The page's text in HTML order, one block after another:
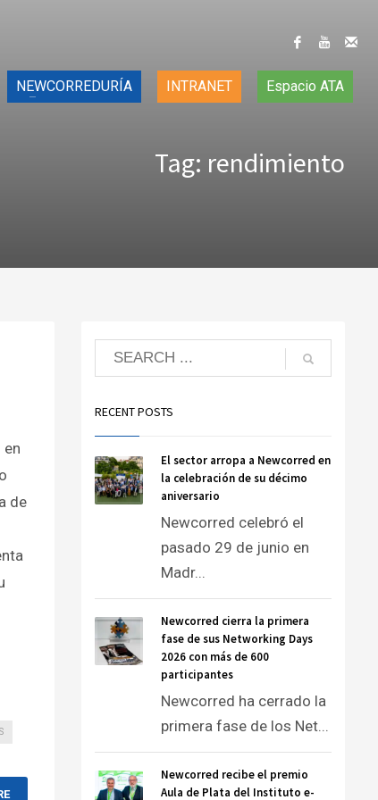
NEWCORREDURÍA INTRANET Espacio ATA
Tag: rendimiento
de
RECENT POSTS
El sector arropa a Newcorred en
la celebración de su décimo
aniversario
Newcorred celebró el
pasado 29 de junio en
Madr...
Newcorred cierra la primera
fase de sus Networking Days
2026 con más de 600
participantes
Newcorred ha cerrado la
primera fase de los Net...
Newcorred recibe el premio
Aula de Plata del Instituto e-